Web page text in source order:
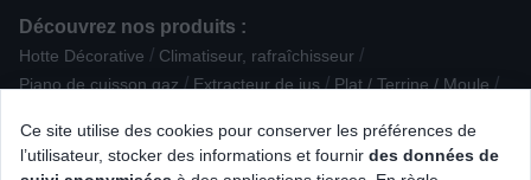
Ce site utilise des cookies pour conserver les préférences de
l’utilisateur, stocker des informations et fournir des données de
Découvrez nos produits :
Hotte Décorative / Climatiseur, rafraîchisseur /
Piano de cuisson gaz / Extracteur de jus / Plat / Terrine / Moule /
Ecran de projection / Enceinte sans fil Bluetooth / PC Gamer
Radio CD / K7 Clé USB